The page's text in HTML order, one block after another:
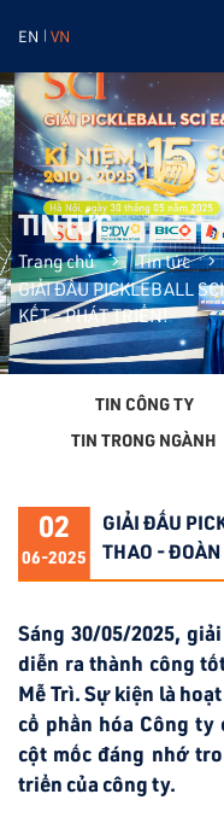
EN VN
Trang chủ
Tin tức
GIẢI ĐẤU PICKLEBALL
KẾT - PHÁT TRIỂN!
TIN TỨC
TIN CÔNG TY
TIN TRONG NGÀNH
02
06-2025
GIẢI ĐẤU
THAO - ĐOÀN
Sáng 30/05/2025,
diễn ra thành công
Mễ Trì. Sự kiện là
cổ phần hóa Công ty
cột mốc đáng nhớ
triển của công ty.